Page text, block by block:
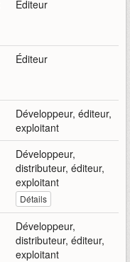
Éditeur
Éditeur
Développeur, éditeur,
exploitant
Développeur,
distributeur, éditeur,
exploitant
Détails
Développeur,
distributeur, éditeur,
exploitant